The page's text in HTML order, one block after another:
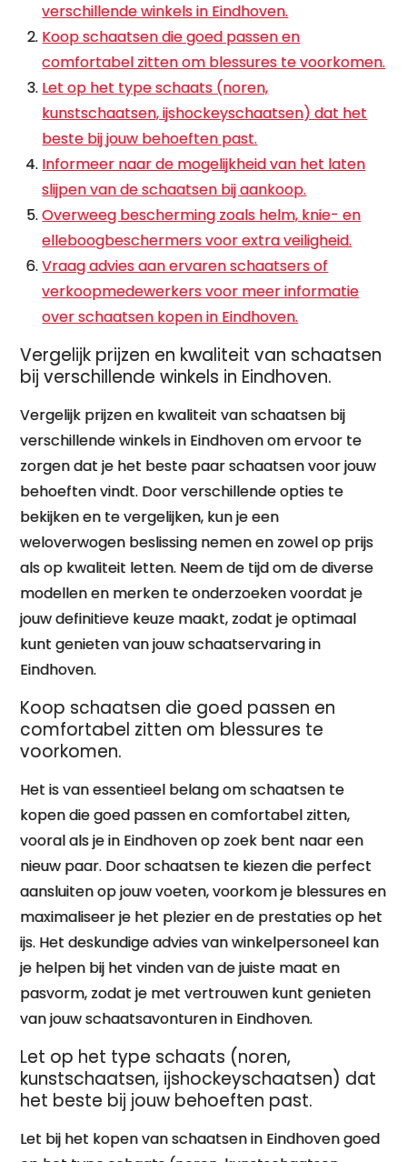
verschillende winkels in Eindhoven.
Koop schaatsen die goed passen en
comfortabel zitten om blessures te voorkomen.
Let op het type schaats (noren,
kunstschaatsen, ijshockeyschaatsen) dat het
beste bij jouw behoeften past.
Informeer naar de mogelijkheid van het laten
slijpen van de schaatsen bij aankoop.
Overweeg bescherming zoals helm, knie- en
elleboogbeschermers voor extra veiligheid.
Vraag advies aan ervaren schaatsers of
verkoopmedewerkers voor meer informatie
over schaatsen kopen in Eindhoven.
Vergelijk prijzen en kwaliteit van schaatsen
bij verschillende winkels in Eindhoven.
Vergelijk prijzen en kwaliteit van schaatsen bij
verschillende winkels in Eindhoven om ervoor te
zorgen dat je het beste paar schaatsen voor jouw
behoeften vindt. Door verschillende opties te
bekijken en te vergelijken, kun je een
weloverwogen beslissing nemen en zowel op prijs
als op kwaliteit letten. Neem de tijd om de diverse
modellen en merken te onderzoeken voordat je
jouw definitieve keuze maakt, zodat je optimaal
kunt genieten van jouw schaatservaring in
Eindhoven.
Koop schaatsen die goed passen en
comfortabel zitten om blessures te
voorkomen.
Het is van essentieel belang om schaatsen te
kopen die goed passen en comfortabel zitten,
vooral als je in Eindhoven op zoek bent naar een
nieuw paar. Door schaatsen te kiezen die perfect
aansluiten op jouw voeten, voorkom je blessures en
maximaliseer je het plezier en de prestaties op het
ijs. Het deskundige advies van winkelpersoneel kan
je helpen bij het vinden van de juiste maat en
pasvorm, zodat je met vertrouwen kunt genieten
van jouw schaatsavonturen in Eindhoven.
Let op het type schaats (noren,
kunstschaatsen, ijshockeyschaatsen) dat
het beste bij jouw behoeften past.
Let bij het kopen van schaatsen in Eindhoven goed